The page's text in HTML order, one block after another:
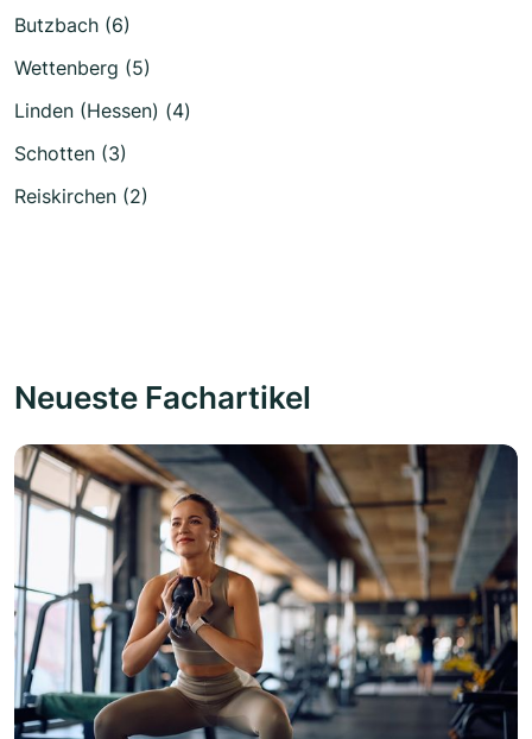
Butzbach (6)
Wettenberg (5)
Linden (Hessen) (4)
Schotten (3)
Reiskirchen (2)
Neueste Fachartikel